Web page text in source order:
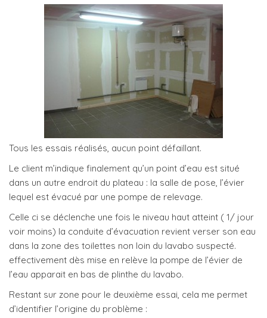
Tous les essais réalisés, aucun point défaillant.
Le client m’indique finalement qu’un point d’eau est situé
dans un autre endroit du plateau : la salle de pose, l’évier
lequel est évacué par une pompe de relevage.
Celle ci se déclenche une fois le niveau haut atteint ( 1/ jour
voir moins) la conduite d’évacuation revient verser son eau
dans la zone des toilettes non loin du lavabo suspecté.
effectivement dès mise en relève la pompe de l’évier de
l’eau apparait en bas de plinthe du lavabo.
Restant sur zone pour le deuxième essai, cela me permet
d’identifier l’origine du problème :